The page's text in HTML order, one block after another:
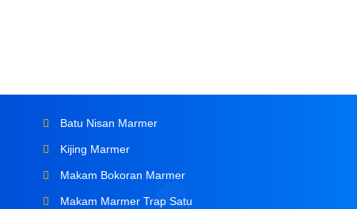
Batu Nisan Marmer
Kijing Marmer
Makam Bokoran Marmer
Makam Marmer Trap Satu